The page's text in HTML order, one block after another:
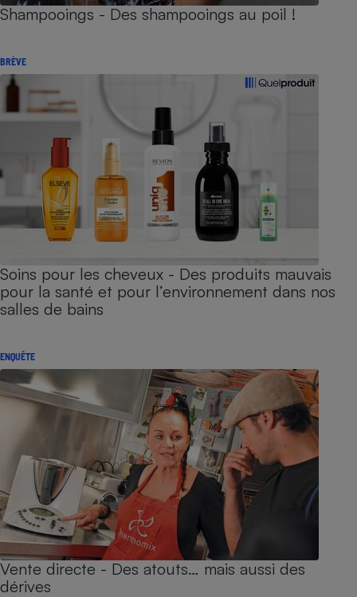
Shampooings - Des shampooings au poil !
BRÈVE
Soins pour les cheveux - Des produits mauvais
pour la santé et pour l’environnement dans nos
salles de bains
ENQUÊTE
Vente directe - Des atouts… mais aussi des
dérives